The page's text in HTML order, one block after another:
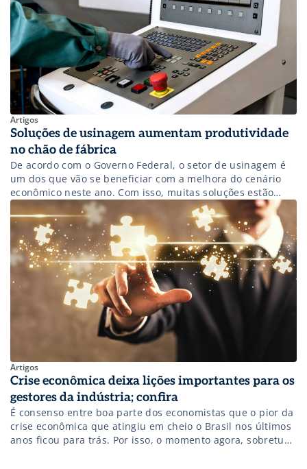
Artigos
Soluções de usinagem aumentam produtividade
no chão de fábrica
De acordo com o Governo Federal, o setor de usinagem é
um dos que vão se beneficiar com a melhora do cenário
econômico neste ano. Com isso, muitas soluções estão
sendo lançadas a fim de aumentar a fomentação de
negócios. Muitas delas, inclusive, estão sendo
apresentadas na FEIMEC – Feira Internacional de
Máquinas e Equipamentos, […]
Artigos
Crise econômica deixa lições importantes para os
gestores da indústria; confira
É consenso entre boa parte dos economistas que o pior da
crise econômica que atingiu em cheio o Brasil nos últimos
anos ficou para trás. Por isso, o momento agora, sobretudo